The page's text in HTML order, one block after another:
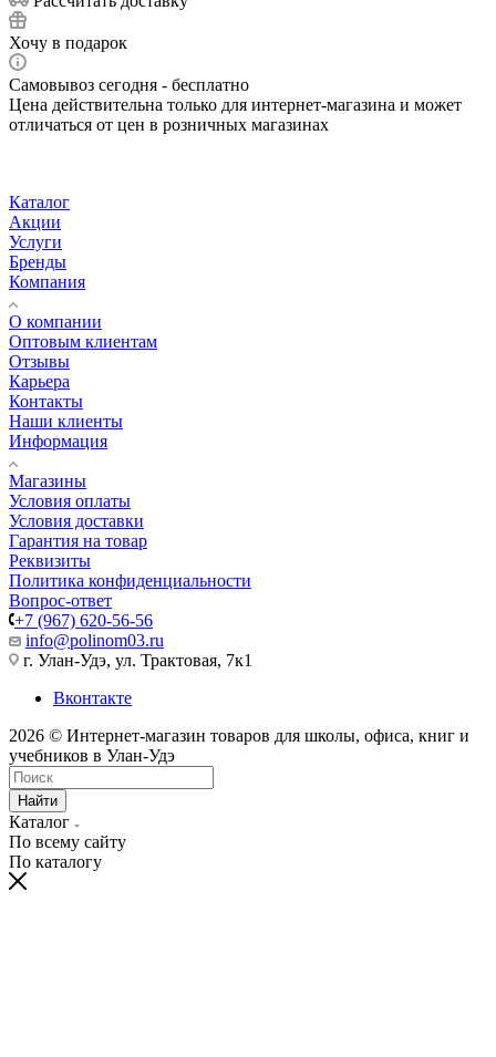
Хочу в подарок
Самовывоз сегодня - бесплатно
Цена действительна только для интернет-магазина и может
отличаться от цен в розничных магазинах
Каталог
Акции
Услуги
Бренды
Компания
О компании
Оптовым клиентам
Отзывы
Карьера
Контакты
Наши клиенты
Информация
Магазины
Условия оплаты
Условия доставки
Гарантия на товар
Реквизиты
Политика конфиденциальности
Вопрос-ответ
+7 (967) 620-56-56
info@polinom03.ru
г. Улан-Удэ, ул. Трактовая, 7к1
Вконтакте
2026 © Интернет-магазин товаров для школы, офиса, книг и
учебников в Улан-Удэ
Найти
Каталог
По всему сайту
По каталогу